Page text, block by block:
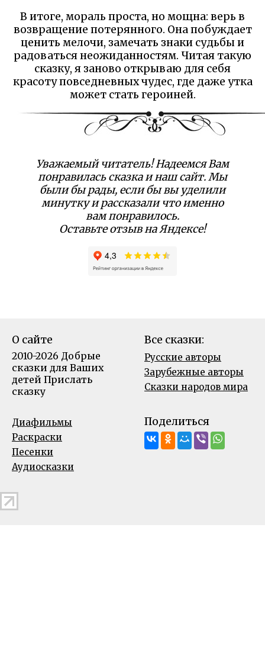
В итоге, мораль проста, но мощна: верь в
возвращение потерянного. Она побуждает
ценить мелочи, замечать знаки судьбы и
радоваться неожиданностям. Читая такую
сказку, я заново открываю для себя
красоту повседневных чудес, где даже утка
может стать героиней.
Уважаемый читатель! Надеемся Вам
понравилась сказка и наш сайт. Мы
были бы рады, если бы вы уделили
минутку и рассказали что именно
вам понравилось.
Оставьте отзыв на Яндексе!
О сайте
2010-2026 Добрые
сказки для Ваших
детей Прислать
сказку
Все сказки:
Русские авторы
Зарубежные авторы
Сказки народов мира
Диафильмы
Раскраски
Песенки
Аудиосказки
Поделиться